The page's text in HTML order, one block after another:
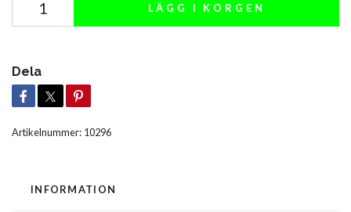
LÄGG I KORGEN
Dela
Artikelnummer: 10296
INFORMATION